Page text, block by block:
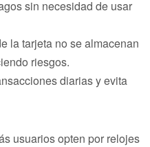
sin necesidad de usar
la tarjeta no se almacenan
riesgos.
diarias y evita
usuarios opten por relojes